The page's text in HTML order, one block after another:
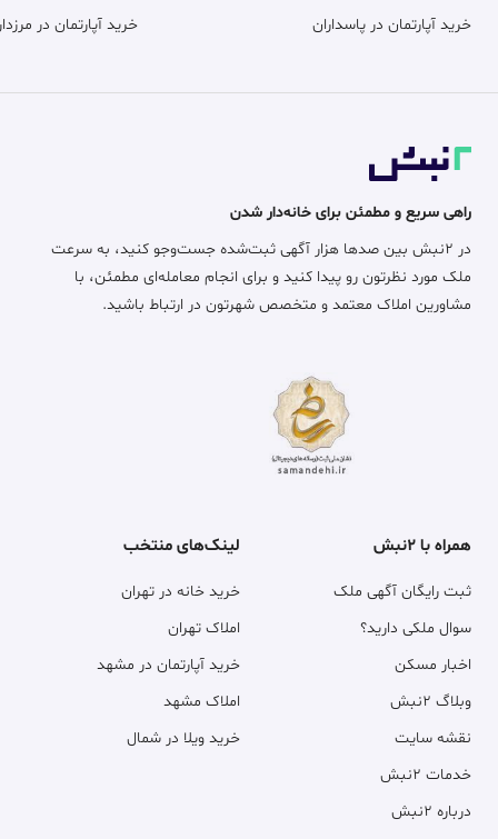
خرید آپارتمان در پاسداران
خرید آپارتمان در
راهی سریع و مطمئن برای خانه‌دار شدن
در ۲نبش بین صدها هزار آگهی ثبت‌شده جست‌وجو کنید، به سرعت
ملک مورد نظرتون رو پیدا کنید و برای انجام معامله‌ای مطمئن، با
مشاورین املاک معتمد و متخصص شهرتون در ارتباط باشید.
همراه با ۲نبش
ثبت رایگان آگهی ملک
سوال ملکی دارید؟
اخبار مسکن
وبلاگ ۲نبش
نقشه سایت
خدمات ۲نبش
درباره ۲نبش
لینک‌های منتخب
خرید خانه در تهران
املاک تهران
خرید آپارتمان در مشهد
املاک مشهد
خرید ویلا در شمال